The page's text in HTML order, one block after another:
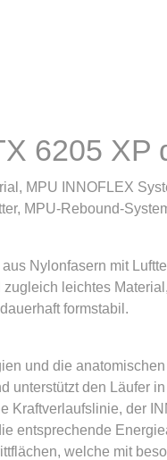
6205
MPU INNOFLEX
MPU-Rebound-
Nylonfasern mit
leichtes
formstabil.
und die
unterstützt den Läufer
Kraftverlaufslinie, der
entsprechende
welche mit